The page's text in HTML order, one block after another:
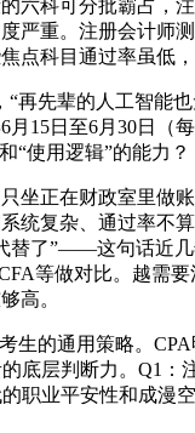
科可分批霸占，
严重。注册会计
点科目通过率虽低
先辈的人工智能
15日至6月30日（
“使用逻辑”的能力？
在财政室里做账
统复杂、通过率不
替了”——这句话近
等做对比。越
高。
的通用策略。
底层判断力。Q1
职业平安性和成漫